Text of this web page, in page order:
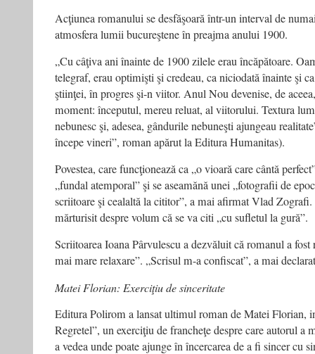
Acţiunea romanului se desfăşoară într-un interval de
atmosfera lumii bucureştene în preajma anului 1900.
„Cu câţiva ani înainte de 1900 zilele erau încăpătoare.
telegraf, erau optimişti şi credeau, ca niciodată înainte şi
ştiinţei, în progres şi-n viitor. Anul Nou devenise, de
moment: începutul, mereu reluat, al viitorului. Textura
nebunesc şi, adesea, gândurile nebuneşti ajungeau
începe vineri”, roman apărut la Editura Humanitas).
Povestea, care funcţionează ca „o vioară care cântă
„fundal atemporal” şi se aseamănă unei „fotografii de
scriitoare şi cealaltă la cititor”, a mai afirmat Vlad
mărturisit despre volum că se va citi „cu sufletul la gură”.
Scriitoarea Ioana Pârvulescu a dezvăluit că romanul a
mai mare relaxare”. „Scrisul m-a confiscat”, a mai
Matei Florian: Exerciţiu de sinceritate
Editura Polirom a lansat ultimul roman de Matei Florian,
Regretel”, un exerciţiu de francheţe despre care autorul a
a vedea unde poate ajunge în încercarea de a fi sincer cu